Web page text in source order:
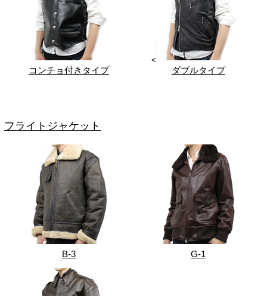
コンチョ付きタイプ
<
ダブルタイプ
フライトジャケット
B-3 G-1